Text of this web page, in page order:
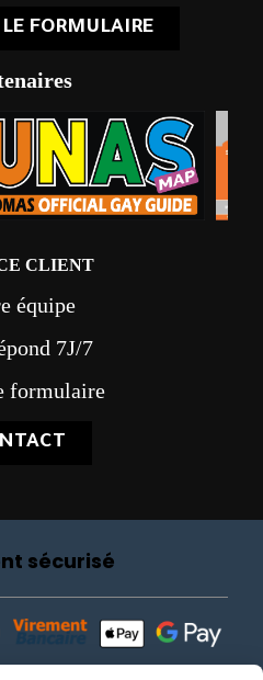
FORMULAIRE
CLIENT
équipe
7J/7
formulaire
sécurisé